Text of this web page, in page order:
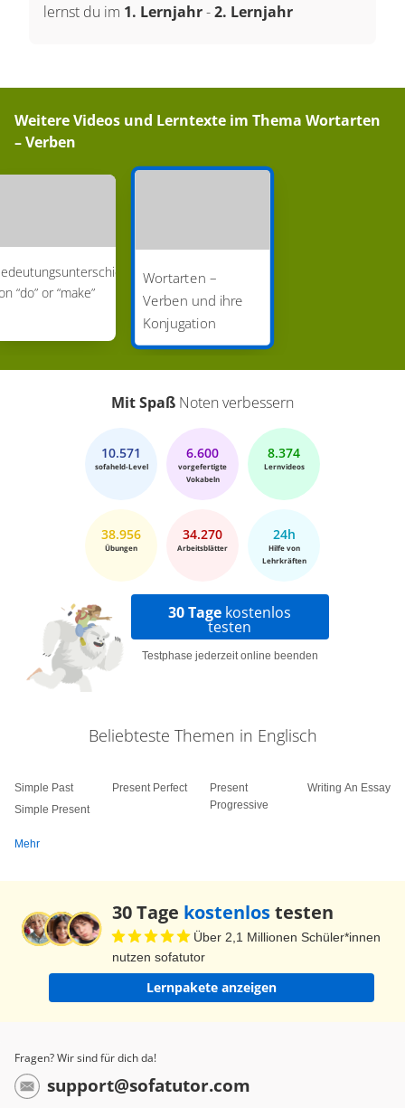
lernst du im 1. Lernjahr-2. Lernjahr
Weitere Videos und Lerntexte im Thema Wortarten
– Verben
“do” or “make”
Wortarten –
Verben und ihre
Konjugation
Mit Spaß Noten verbessern
10.571
sofaheld-Level
6.600
vorgefertigte
Vokabeln
8.374
Lernvideos
38.956
Übungen
34.270
Arbeitsblätter
24h
Hilfe von
Lehrkräften
30 Tage kostenlos
testen
Testphase jederzeit online beenden
Beliebteste Themen in Englisch
Simple Past
Simple Present
Present Perfect
Present
Progressive
Writing An Essay
Mehr
30 Tage kostenlostesten
Über 2,1 Millionen Schüler*innen
nutzen sofatutor
Lernpakete anzeigen
Fragen? Wir sind für dich da!
support@sofatutor.com